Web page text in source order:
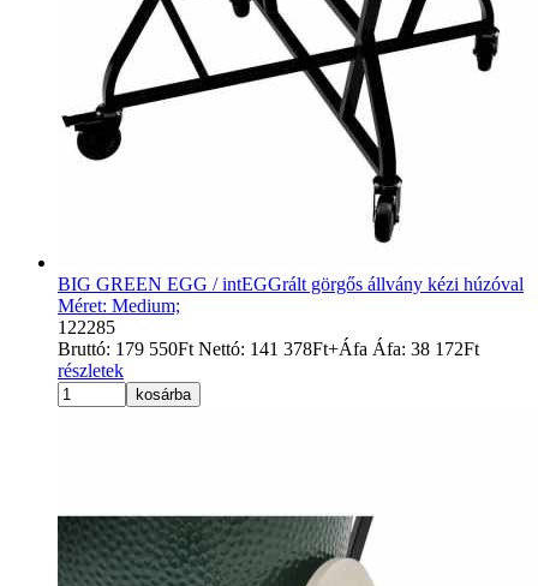
BIG GREEN EGG / intEGGrált görgős állvány kézi húzóval
Méret: Medium;
122285
Bruttó: 179 550Ft Nettó: 141 378Ft+Áfa Áfa: 38 172Ft
részletek
kosárba